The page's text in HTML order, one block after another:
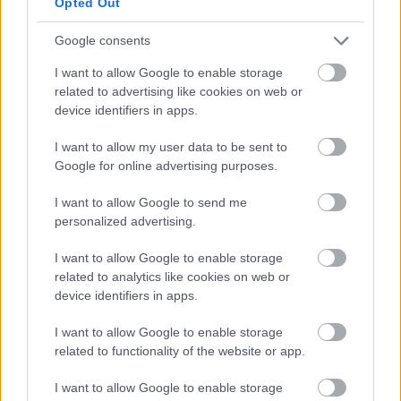
Google consents
I want to allow Google to enable storage
related to advertising like cookies on web or
device identifiers in apps.
I want to allow my user data to be sent to
Google for online advertising purposes.
I want to allow Google to send me
personalized advertising.
I want to allow Google to enable storage
related to analytics like cookies on web or
device identifiers in apps.
I want to allow Google to enable storage
related to functionality of the website or app.
I want to allow Google to enable storage
többször, hogy ki is van pontosan a maszk alatt. A
TV2 maszkos showja összességében jó számokat
rendre kikapott a Nicsak, ki vagyok? - A rejtélyek
színpada.
Bödörék
A Stohl András főszereplésével készült sorozat első,
könyvelhető el, de mint ahogy azt sok műsor
esetében is számtalanszor elmondtuk, most is
megtesszük, hogy csak az első adás számait látván
nem kell elkönyvelni az abszolút sikert. A sorozat
egyébként többnyire negatív értékelést kapott a
szakmától, és nagy részben a közönségtől is, de
persze, ettől még lehet sikeres, ősszel minden ki fog
derülni. A sorozatszeptember 5-től minden
a Tények Plusz után tér vissza a
képernyőre.